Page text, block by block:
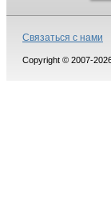
Связаться с нами
Copyright © 2007-